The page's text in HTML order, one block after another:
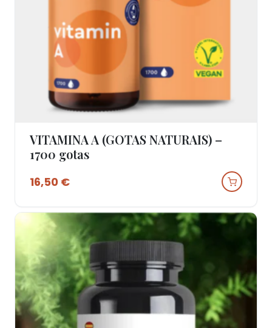
Ver Produto
VITAMINA A (GOTAS NATURAIS) –
1700 gotas
16,50 €